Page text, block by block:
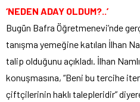
‘NEDEN ADAY OLDUM?..’
Bugün Bafra Öğretmenevi’nde
tanışma yemeğine katılan İlhan
talip olduğunu açıkladı. İlhan
konuşmasına, “Beni bu tercihe
çiftçilerinin haklı talepleridir”